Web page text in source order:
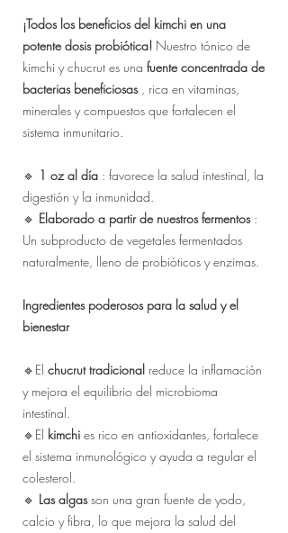
¡Todos los beneficios del kimchi en una
potente dosis probiótica! Nuestro tónico de
kimchi y chucrut es una fuente concentrada de
bacterias beneficiosas, rica en vitaminas,
minerales y compuestos que fortalecen el
sistema inmunitario.
🔹 1 oz al día : favorece la salud intestinal, la
digestión y la inmunidad.
🔹 Elaborado a partir de nuestros fermentos:
Un subproducto de vegetales fermentados
naturalmente, lleno de probióticos y enzimas.
Ingredientes poderosos para la salud y el
bienestar
🔹El chucrut tradicional reduce la inflamación
y mejora el equilibrio del microbioma
intestinal.
🔹El kimchi es rico en antioxidantes, fortalece
el sistema inmunológico y ayuda a regular el
colesterol.
🔹 Las algasson una gran fuente de yodo,
calcio y fibra, lo que mejora la salud del